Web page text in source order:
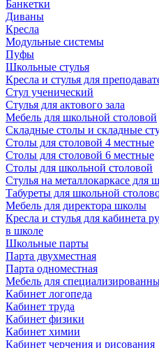
Банкетки
Диваны
Кресла
Модульные системы
Пуфы
Школьные стулья
Кресла и стулья для
Стул ученический
Стулья для актового зала
Мебель для школьной столовой
Складные столы и складные
Столы для столовой 4 местные
Столы для столовой 6 местные
Столы для школьной столовой
Стулья на металлокаркасе для
Табуреты для школьной
Мебель для директора школы
Кресла и стулья для кабинета
в школе
Школьные парты
Парта двухместная
Парта одноместная
Мебель для
Кабинет логопеда
Кабинет труда
Кабинет физики
Кабинет химии
Кабинет черчения и рисования